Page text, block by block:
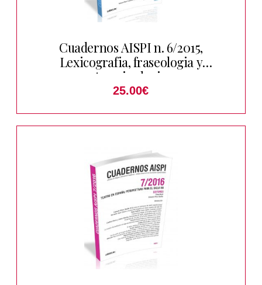
Cuadernos AISPI n. 6/2015,
Lexicografia, fraseologia y
terminologia
25.00€